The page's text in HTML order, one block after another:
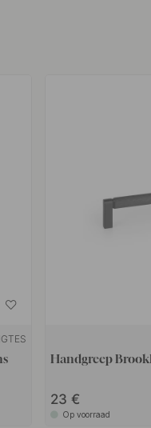
Handgreep
23
Op voorraad